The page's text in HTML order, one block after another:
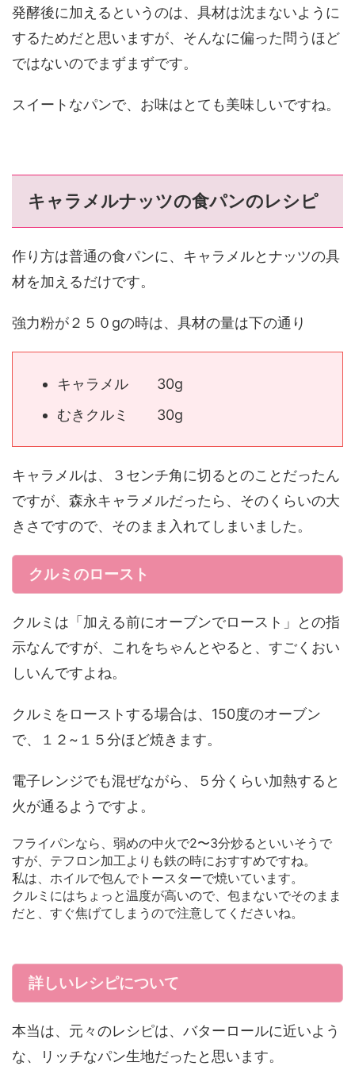
発酵後に加えるというのは、具材は沈まないように
するためだと思いますが、そんなに偏った問うほど
ではないのでまずまずです。
スイートなパンで、お味はとても美味しいですね。
キャラメルナッツの食パンのレシピ
作り方は普通の食パンに、キャラメルとナッツの具
材を加えるだけです。
強力粉が２５０gの時は、具材の量は下の通り
キャラメル 30g
むきクルミ 30g
キャラメルは、３センチ角に切るとのことだったん
ですが、森永キャラメルだったら、そのくらいの大
きさですので、そのまま入れてしまいました。
クルミのロースト
クルミは「加える前にオーブンでロースト」との指
示なんですが、これをちゃんとやると、すごくおい
しいんですよね。
クルミをローストする場合は、150度のオーブン
で、１２~１５分ほど焼きます。
電子レンジでも混ぜながら、５分くらい加熱すると
火が通るようですよ。
フライパンなら、弱めの中火で2〜3分炒るといいそうで
すが、テフロン加工よりも鉄の時におすすめですね。
私は、ホイルで包んでトースターで焼いています。
クルミにはちょっと温度が高いので、包まないでそのまま
だと、すぐ焦げてしまうので注意してくださいね。
詳しいレシピについて
本当は、元々のレシピは、バターロールに近いよう
な、リッチなパン生地だったと思います。